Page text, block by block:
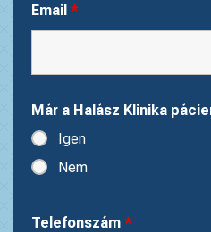
Email *
Már a Halász Klinika
Igen
Nem
Telefonszám *